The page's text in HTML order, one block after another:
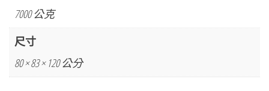
多
邊
數
7000 公克
尺寸
80 × 83 × 120 公分